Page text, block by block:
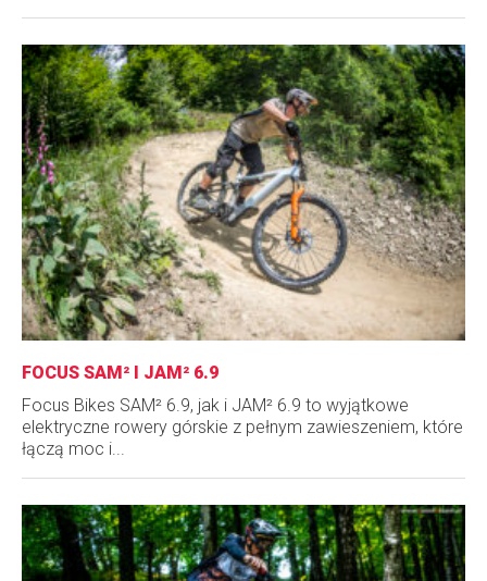
FOCUS SAM² I JAM² 6.9
Focus Bikes SAM² 6.9, jak i JAM² 6.9 to wyjątkowe
elektryczne rowery górskie z pełnym zawieszeniem, które
łączą moc i...